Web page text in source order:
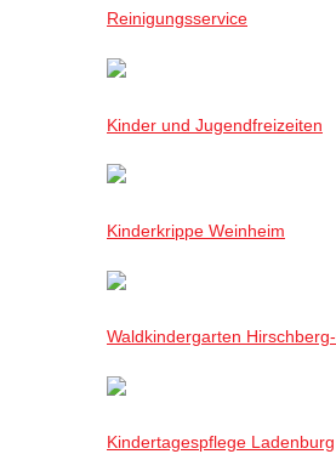
Reinigungsservice
Kinder und Jugendfreizeiten
Kinderkrippe Weinheim
Waldkindergarten
Kindertagespflege Ladenburg